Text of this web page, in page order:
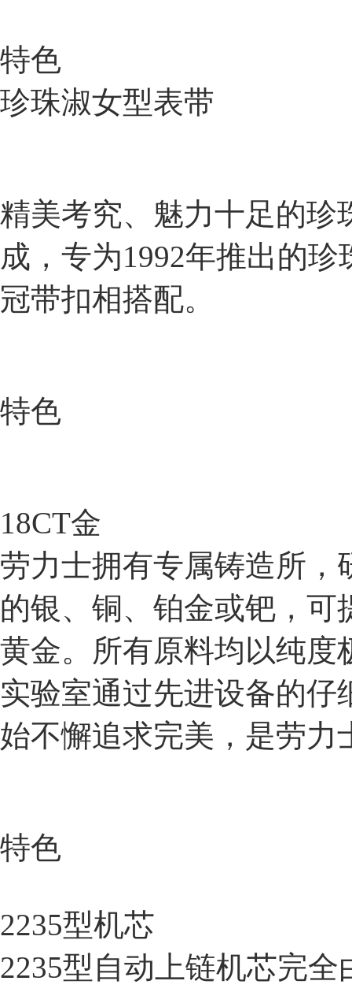
特色
珍珠淑女型表带
精美考究、魅力十足的珍
成，专为1992年推出的
冠带扣相搭配。
特色
18CT金
劳力士拥有专属铸造所，
的银、铜、铂金或钯，可
黄金。所有原料均以纯度
实验室通过先进设备的
始不懈追求完美，是劳力
特色
2235型机芯
2235型自动上链机芯完